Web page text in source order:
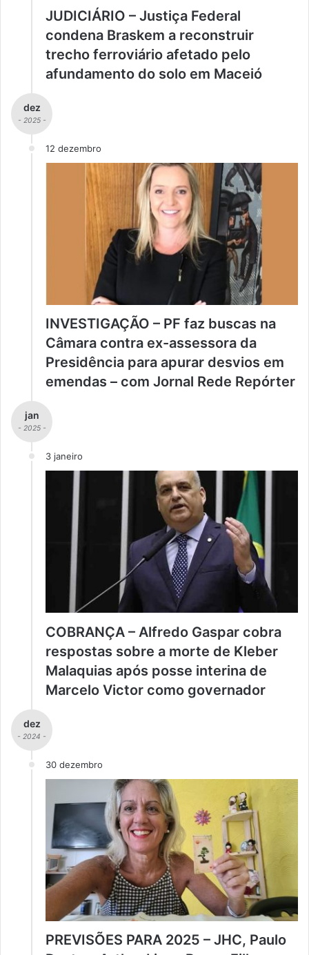
JUDICIÁRIO – Justiça Federal
condena Braskem a reconstruir
trecho ferroviário afetado pelo
afundamento do solo em Maceió
dez
- 2025 -
12 dezembro
INVESTIGAÇÃO – PF faz buscas na
Câmara contra ex-assessora da
Presidência para apurar desvios em
emendas – com Jornal Rede Repórter
jan
- 2025 -
3 janeiro
COBRANÇA – Alfredo Gaspar cobra
respostas sobre a morte de Kleber
Malaquias após posse interina de
Marcelo Victor como governador
dez
- 2024 -
30 dezembro
PREVISÕES PARA 2025 – JHC, Paulo